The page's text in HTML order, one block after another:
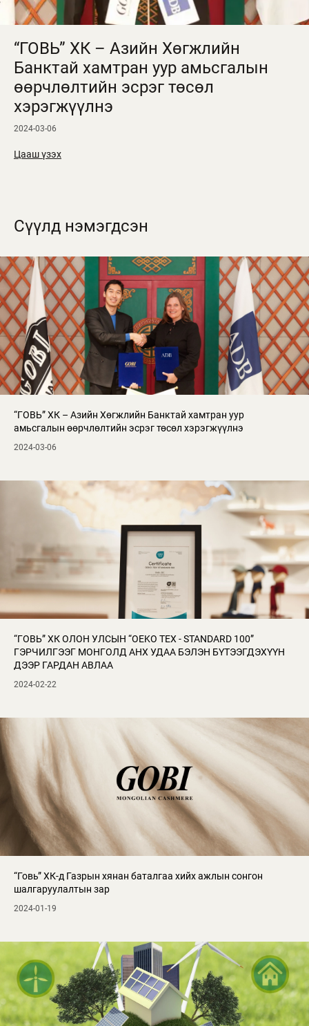
“ГОВЬ” ХК – Азийн Хөгжлийн
Банктай хамтран уур амьсгалын
өөрчлөлтийн эсрэг төсөл
хэрэгжүүлнэ
2024-03-06
Цааш үзэх
Сүүлд нэмэгдсэн
“ГОВЬ” ХК – Азийн Хөгжлийн Банктай хамтран уур
амьсгалын өөрчлөлтийн эсрэг төсөл хэрэгжүүлнэ
2024-03-06
“ГОВЬ” ХК ОЛОН УЛСЫН “OEKO TEX - STANDARD 100”
ГЭРЧИЛГЭЭГ МОНГОЛД АНХ УДАА БЭЛЭН БҮТЭЭГДЭХҮҮН
ДЭЭР ГАРДАН АВЛАА
2024-02-22
“Говь” ХК-д Газрын хянан баталгаа хийх ажлын сонгон
шалгаруулалтын зар
2024-01-19